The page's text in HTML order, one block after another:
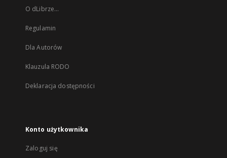
O dLibrze...
Regulamin
Dla Autorów
Klauzula RODO
Deklaracja dostępności
Konto użytkownika
Zaloguj się